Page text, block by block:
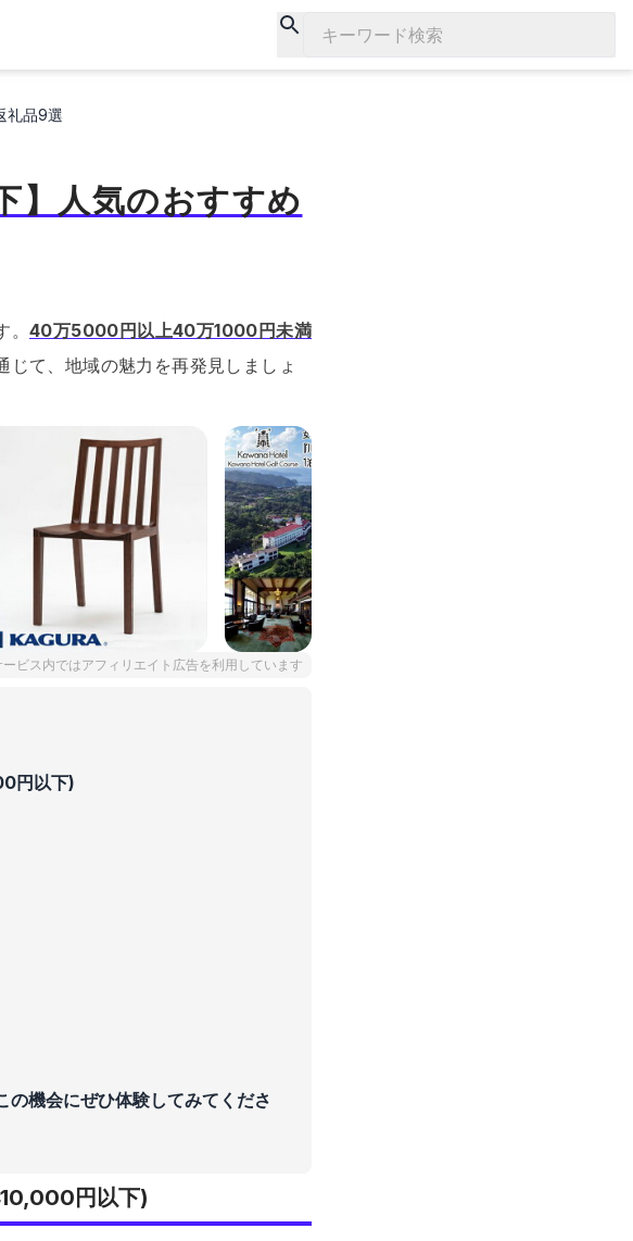
キーワード検索
礼品9選
】人気のおすすめ
40万5000円以上40万1000円未満
じて、地域の魅力を再発見しましょ
ービス内ではアフィリエイト広告を利用しています
円以下)
機会にぜひ体験してみてくださ
円以下)